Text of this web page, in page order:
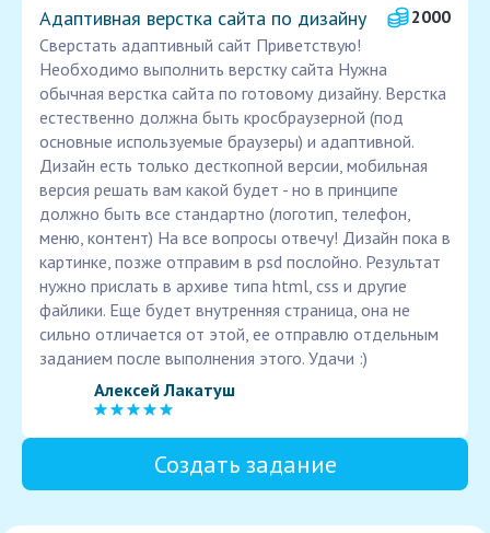
Адаптивная верстка сайта по дизайну
2000
Сверстать адаптивный сайт Приветствую!
Необходимо выполнить верстку сайта Нужна
обычная верстка сайта по готовому дизайну. Верстка
естественно должна быть кросбраузерной (под
основные используемые браузеры) и адаптивной.
Дизайн есть только десткопной версии, мобильная
версия решать вам какой будет - но в принципе
должно быть все стандартно (логотип, телефон,
меню, контент) На все вопросы отвечу! Дизайн пока в
картинке, позже отправим в psd послойно. Результат
нужно прислать в архиве типа html, css и другие
файлики. Еще будет внутренняя страница, она не
сильно отличается от этой, ее отправлю отдельным
заданием после выполнения этого. Удачи :)
Алексей Лакатуш
Создать задание